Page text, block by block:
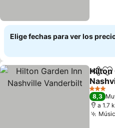
Elige fechas para ver los
Hilton
3 Estrellas
8,3
a 1.7